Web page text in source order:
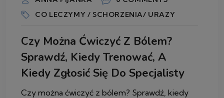
CO LECZYMY / SCHORZENIA/ URAZY
Czy Można Ćwiczyć Z Bólem?
Sprawdź, Kiedy Trenować, A
Kiedy Zgłosić Się Do Specjalisty
Czy można ćwiczyć z bólem? Sprawdź, kiedy